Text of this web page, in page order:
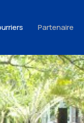
Partenaire